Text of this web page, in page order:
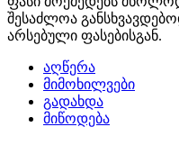
შესაძლოა
არსებული ფასებისგან.
აღწერა
მიმოხილვები
გადახდა
მიწოდება